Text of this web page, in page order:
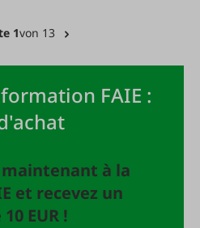
1von 13
FAIE :
à la
et recevez un
EUR !